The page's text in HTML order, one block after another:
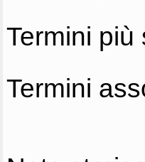
Termini più
Termini